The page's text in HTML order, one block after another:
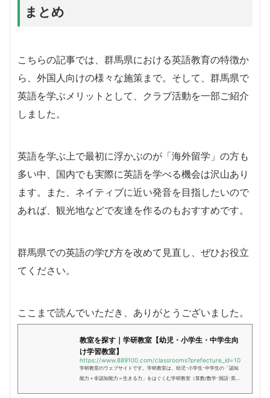
まとめ
こちらの記事では、群馬県における英語教育の特徴か
ら、外国人向けの様々な施策まで。そして、群馬県で
英語を学ぶメリットとして、クラブ活動を一部ご紹介
しました。
英語を学ぶ上で最初に浮かぶのが「海外留学」の方も
多い中、国内でも実際に英語を学べる機会は沢山あり
ます。また、ネイティブに近い発音を目指したいので
あれば、観光地などで友達を作るのもおすすめです。
群馬県での英語の学び方を改めて見直し、ぜひお役立
てください。
ここまで読んでいただき、ありがとうございました。
教室を探す｜学研教室【幼児・小学生・中学生向
け学習教室】
https://www.889100.com/classrooms?prefecture_id=10
学研教室のウェブサイトです。学研教室は、幼児･小学生･中学生の「認知
能力＋非認知能力＝生きる力」をはぐくむ学研教室（算数/数学･国語･英